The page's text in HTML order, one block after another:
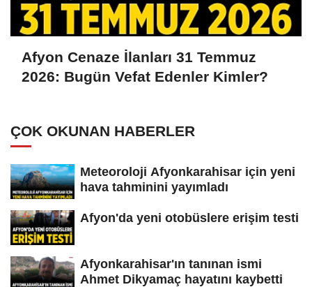
Afyon Cenaze İlanları 31 Temmuz
2026: Bugün Vefat Edenler Kimler?
ÇOK OKUNAN HABERLER
Meteoroloji Afyonkarahisar için yeni
hava tahminini yayımladı
Afyon'da yeni otobüslere erişim testi
Afyonkarahisar'ın tanınan ismi
Ahmet Dikyamaç hayatını kaybetti